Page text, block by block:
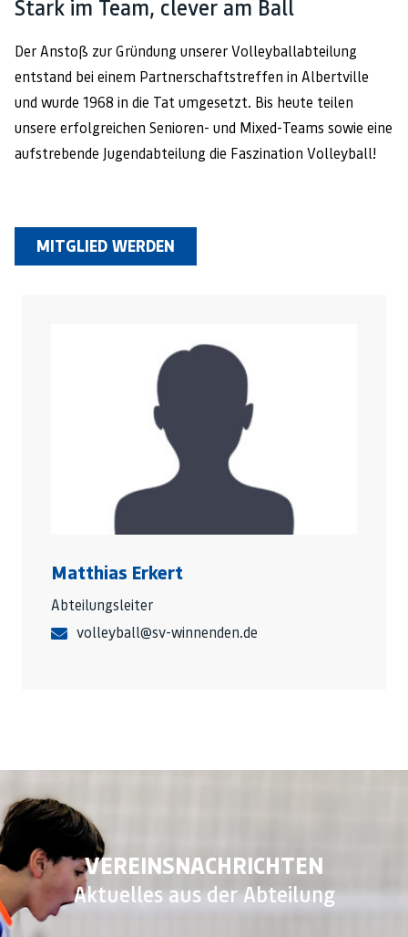
Stark im Team, clever am Ball
Der Anstoß zur Gründung unserer Volleyballabteilung
entstand bei einem Partnerschaftstreffen in Albertville
und wurde 1968 in die Tat umgesetzt. Bis heute teilen
unsere erfolgreichen Senioren- und Mixed-Teams sowie eine
aufstrebende Jugendabteilung die Faszination Volleyball!
MITGLIED WERDEN
Matthias Erkert
Abteilungsleiter
volleyball@sv-winnenden.de
VEREINSNACHRICHTEN
Aktuelles aus der Abteilung